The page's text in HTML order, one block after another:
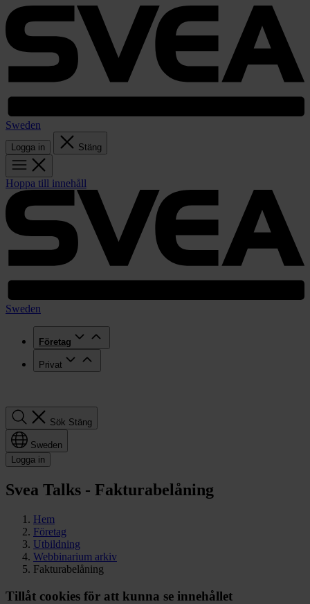
Sweden
Logga in Stäng
Hoppa till innehåll
Sweden
Företag
Privat
Sök Stäng
Sweden
Logga in
Svea Talks - Fakturabelåning
Hem
Företag
Utbildning
Webbinarium arkiv
Fakturabelåning
Tillåt cookies för att kunna se innehållet